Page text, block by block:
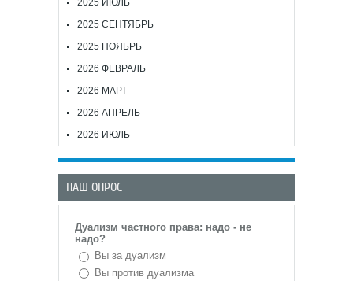
2025 ИЮЛЬ
2025 СЕНТЯБРЬ
2025 НОЯБРЬ
2026 ФЕВРАЛЬ
2026 МАРТ
2026 АПРЕЛЬ
2026 ИЮЛЬ
НАШ ОПРОС
Дуализм частного права: надо - не
надо?
Вы за дуализм
Вы против дуализма